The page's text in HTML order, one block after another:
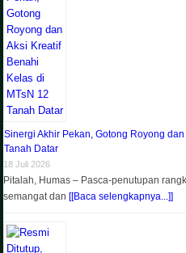
Sinergi Akhir Pekan, Gotong Royong
Tanah Datar
18 Juli 2026
Pitalah, Humas – Pasca-penutupan
semangat dan[[Baca selengkapnya...]]